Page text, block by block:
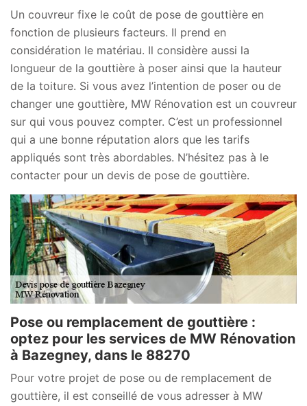
Un couvreur fixe le coût de pose de gouttière en
fonction de plusieurs facteurs. Il prend en
considération le matériau. Il considère aussi la
longueur de la gouttière à poser ainsi que la hauteur
de la toiture. Si vous avez l’intention de poser ou de
changer une gouttière, MW Rénovation est un couvreur
sur qui vous pouvez compter. C’est un professionnel
qui a une bonne réputation alors que les tarifs
appliqués sont très abordables. N’hésitez pas à le
contacter pour un devis de pose de gouttière.
Pose ou remplacement de gouttière :
optez pour les services de MW Rénovation
à Bazegney, dans le 88270
Pour votre projet de pose ou de remplacement de
gouttière, il est conseillé de vous adresser à MW